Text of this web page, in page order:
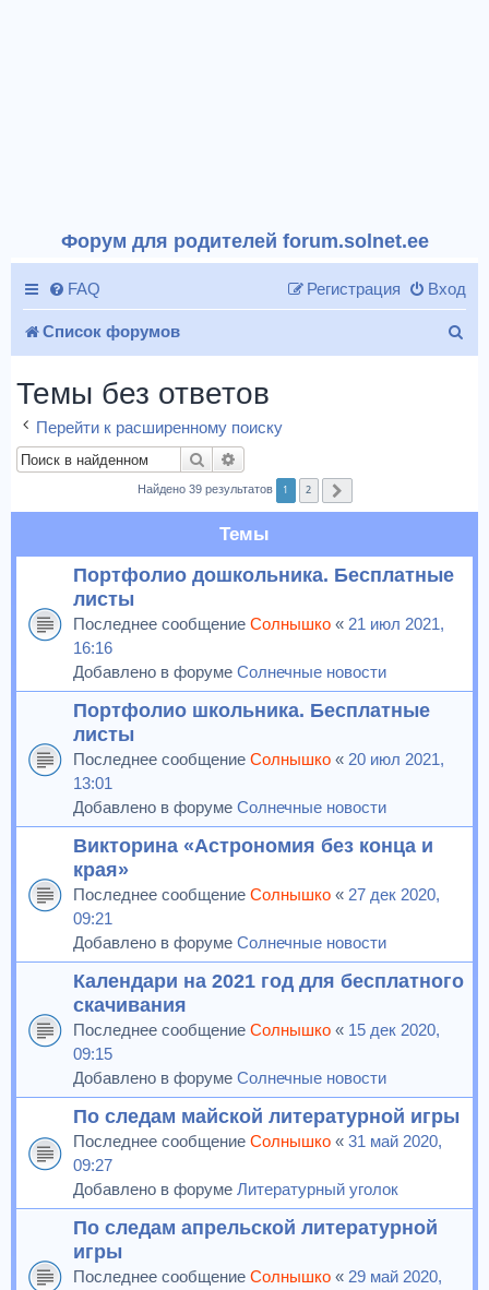
Форум для родителей forum.solnet.ee
FAQ Вход
Регистрация
Список форумов
Темы без ответов
Перейти к расширенному поиску
Поиск
Найдено 39 результатов 1 2
Темы
Портфолио дошкольника. Бесплатные
листы
Последнее сообщение Солнышко « 21 июл 2021,
16:16
Добавлено в форуме Солнечные новости
Портфолио школьника. Бесплатные
листы
Последнее сообщение Солнышко « 20 июл 2021,
13:01
Добавлено в форуме Солнечные новости
Викторина «Астрономия без конца и
края»
Последнее сообщение Солнышко « 27 дек 2020,
09:21
Добавлено в форуме Солнечные новости
Календари на 2021 год для бесплатного
скачивания
Последнее сообщение Солнышко « 15 дек 2020,
09:15
Добавлено в форуме Солнечные новости
По следам майской литературной игры
Последнее сообщение Солнышко « 31 май 2020,
09:27
Добавлено в форуме Литературный уголок
По следам апрельской литературной
игры
Последнее сообщение Солнышко « 29 май 2020,